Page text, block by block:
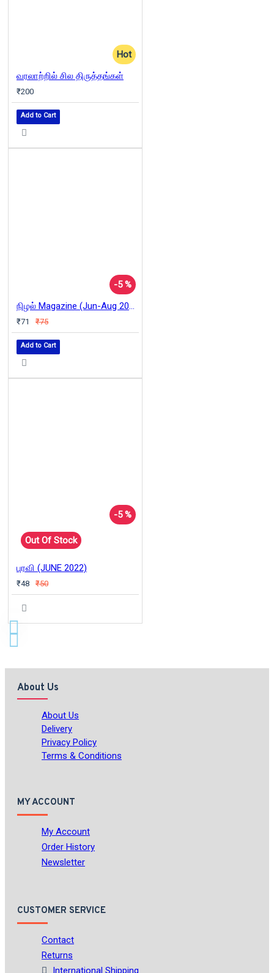
Hot
வரலாற்றில் சில திருத்தங்கள்
₹200
Add to Cart
-5 %
நிழல் Magazine (Jun-Aug 2022)
₹71 ₹75
Add to Cart
-5 %
Out Of Stock
புரவி (JUNE 2022)
₹48 ₹50
About Us
About Us
Delivery
Privacy Policy
Terms & Conditions
MY ACCOUNT
My Account
Order History
Newsletter
CUSTOMER SERVICE
Contact
Returns
International Shipping